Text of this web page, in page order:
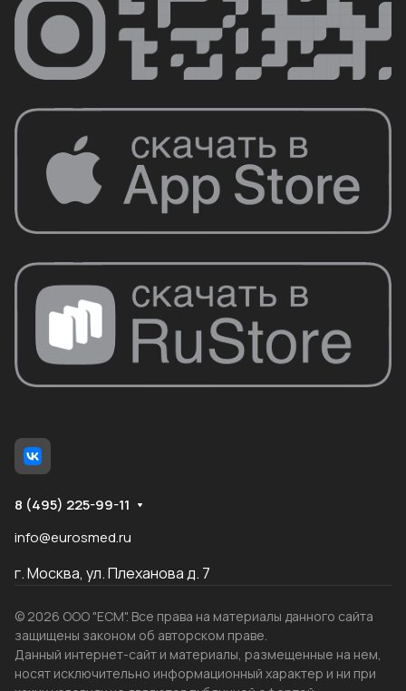
8 (495) 225-99-11
info@eurosmed.ru
г. Москва, ул. Плеханова д. 7
© 2026 ООО "ЕСМ". Все права на материалы данного сайта
защищены законом об авторском праве.
Данный интернет-сайт и материалы, размещенные на нем,
носят исключительно информационный характер и ни при